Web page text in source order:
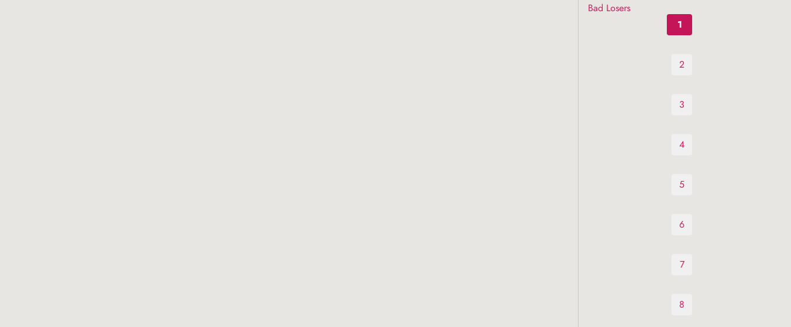
Bad Losers
1
2
3
4
5
6
7
8